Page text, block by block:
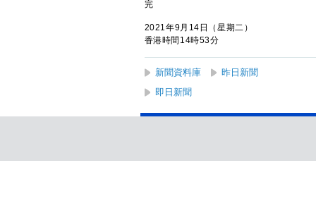
完
2021年9月14日（星期二）
香港時間14時53分
新聞資料庫 昨日新聞
即日新聞